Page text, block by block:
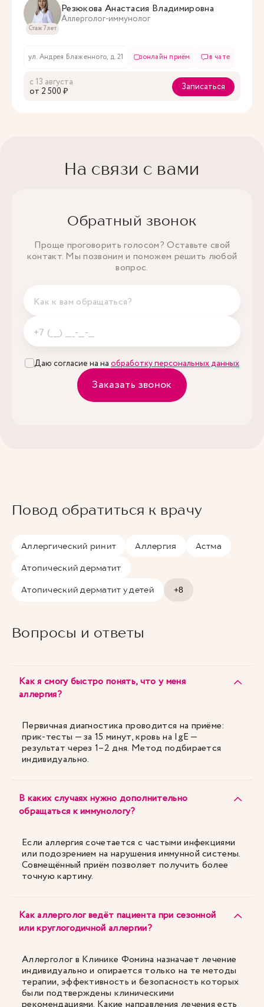
Стаж 7 лет
Резюкова Анастасия Владимировна
Аллерголог-иммунолог
ул. Андрея Блаженного, д. 21 онлайн приём в чате
с 13 августа
oт 2 500 ₽
Записаться
На связи с вами
Обратный звонок
Проще проговорить голосом? Оставьте свой
контакт. Мы позвоним и поможем решить любой
вопрос.
Даю согласие на на обработку персональных данных
Заказать звонок
Повод обратиться к врачу
Аллергический ринит Аллергия Астма
Атопический дерматит
Атопический дерматит у детей +8
Вопросы и ответы
Как я смогу быстро понять, что у меня
аллергия?
Первичная диагностика проводится на приёме:
прик-тесты — за 15 минут, кровь на IgE —
результат через 1–2 дня. Метод подбирается
индивидуально.
В каких случаях нужно дополнительно
обращаться к иммунологу?
Если аллергия сочетается с частыми инфекциями
или подозрением на нарушения иммунной системы.
Совмещённый приём позволяет получить более
точную картину.
Как аллерголог ведёт пациента при сезонной
или круглогодичной аллергии?
Аллерголог в Клинике Фомина назначает лечение
индивидуально и опирается только на те методы
терапии, эффективность и безопасность которых
были подтверждены клиническими